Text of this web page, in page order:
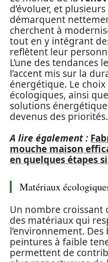
d’évoluer, et
démarquent
cherchent à
tout en y intégrant
reflètent leur
L’une des tendances
l’accent mis sur la
énergétique. Le
écologiques, ainsi
solutions
devenus des priorités.
A lire également :
mouche maison
en quelques étapes
Matériaux
Un nombre
des matériaux qui
l’environnement. Des
peintures à faible
permettent de